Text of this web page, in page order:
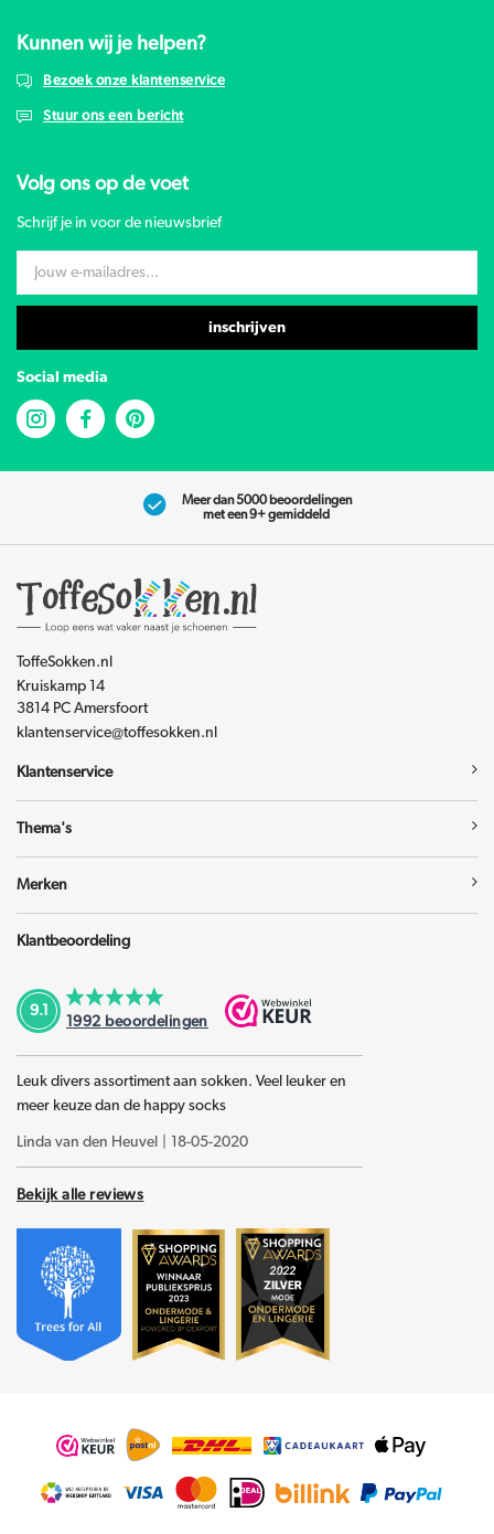
Kunnen wij je helpen?
Bezoek onze klantenservice
Stuur ons een bericht
Volg ons op de voet
Schrijf je in voor de nieuwsbrief
inschrijven
Social media
Meer dan 5000 beoordelingen
met een 9+ gemiddeld
ToffeSokken.nl
Kruiskamp 14
3814 PC Amersfoort
klantenservice@toffesokken.nl
Klantenservice
Thema's
Merken
Klantbeoordeling
9.1
1992beoordelingen
Leuk divers assortiment aan sokken. Veel leuker en
meer keuze dan de happy socks
Linda van den Heuvel 18-05-2020
Bekijk alle reviews